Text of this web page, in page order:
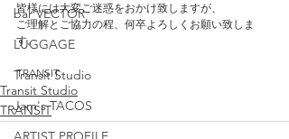
bar VECTOR
LUGGAGE
Transit Studio
Jam's TACOS
皆様には大変ご迷惑をおかけ致しますが、
ご理解とご協力の程、何卒よろしくお願い致しま
す。
TRANSIT
Transit Studio
TRANSIT